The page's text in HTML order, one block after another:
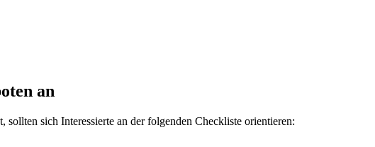
an
sich Interessierte an der folgenden Checkliste orientieren: